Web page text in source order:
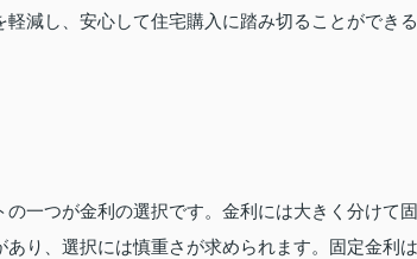
減し、安心して住宅購入に踏み切ることができる
一つが金利の選択です。金利には大きく分けて固
り、選択には慎重さが求められます。固定金利は